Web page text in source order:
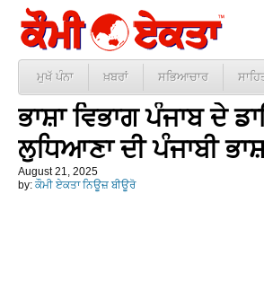
ਮੁਖੱ ਪੰਨਾ ਖ਼ਬਰਾਂ ਸਭਿਆਚਾਰ
ਭਾਸ਼ਾ ਵਿਭਾਗ ਪੰਜਾਬ ਦੇ
ਲੁਧਿਆਣਾ ਦੀ ਪੰਜਾਬੀ
August 21, 2025
by: ਕੌਮੀ ਏਕਤਾ ਨਿਊਜ਼ ਬੀਊਰੋ